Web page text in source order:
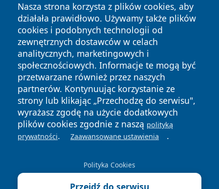
Nasza strona korzysta z plików cookies, aby
działała prawidłowo. Używamy także plików
cookies i podobnych technologii od
zewnętrznych dostawców w celach
analitycznych, marketingowych i
społecznościowych. Informacje te mogą być
przetwarzane również przez naszych
partnerów. Kontynuując korzystanie ze
strony lub klikając „Przechodzę do serwisu",
wyrażasz zgodę na użycie dodatkowych
plików cookies zgodnie z naszą polityką
prywatności. Zaawansowane ustawienia .
Polityka Cookies
Przejdź do serwisu
Copyright © 2026 24slupsk.pl Wszystkie prawa zastrzeżone.
News Autorzy
Polityka
Prywatności
Polityka
Cookies